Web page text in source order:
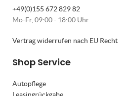
+49(0)155 672 829 82
Mo-Fr, 09:00 - 18:00 Uhr
Vertrag widerrufen nach EU Recht
Shop Service
Autopflege